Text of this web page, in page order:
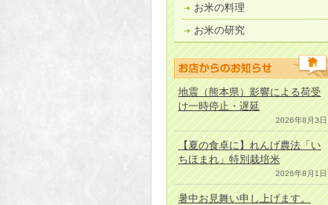
お米の料理
お米の研究
地震（熊本県）影響による荷受
け一時停止・遅延
2026年8月3日
【夏の食卓に】れんげ農法「い
ちほまれ」特別栽培米
2026年8月1日
暑中お見舞い申し上げます。